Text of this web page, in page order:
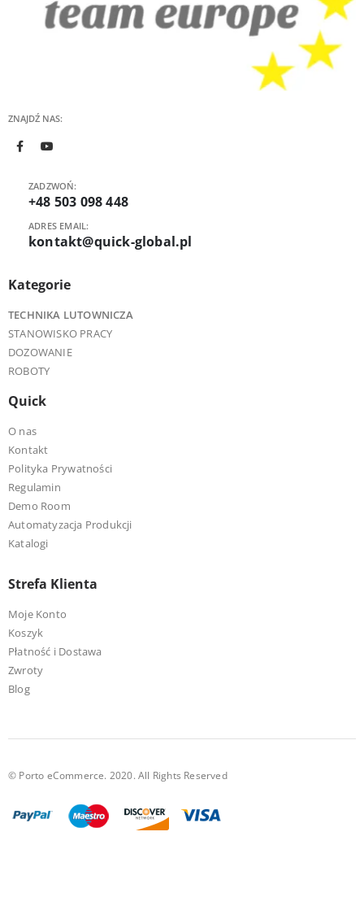
ZNAJDŹ NAS:
ZADZWOŃ:
+48 503 098 448
ADRES EMAIL:
kontakt@quick-global.pl
Kategorie
TECHNIKA LUTOWNICZA
STANOWISKO PRACY
DOZOWANIE
ROBOTY
Quick
O nas
Kontakt
Polityka Prywatności
Regulamin
Demo Room
Automatyzacja Produkcji
Katalogi
Strefa Klienta
Moje Konto
Koszyk
Płatność i Dostawa
Zwroty
Blog
© Porto eCommerce. 2020. All Rights Reserved